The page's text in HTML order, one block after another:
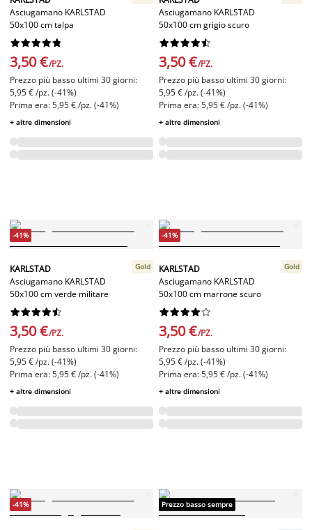
Asciugamano KARLSTAD
50x100 cm talpa






3,50 €/PZ.
Prezzo più basso ultimi 30 giorni:
5,95 € /pz. (-41%)
Prima era: 5,95 € /pz. (-41%)
+ altre dimensioni
Asciugamano KARLSTAD
50x100 cm grigio scuro






3,50 €/PZ.
Prezzo più basso ultimi 30 giorni:
5,95 € /pz. (-41%)
Prima era: 5,95 € /pz. (-41%)
+ altre dimensioni
-41%
KARLSTAD
Asciugamano KARLSTAD
50x100 cm verde militare
Gold






3,50 €/PZ.
Prezzo più basso ultimi 30 giorni:
5,95 € /pz. (-41%)
Prima era: 5,95 € /pz. (-41%)
+ altre dimensioni
-41%
KARLSTAD
Asciugamano KARLSTAD
50x100 cm marrone scuro
Gold






3,50 €/PZ.
Prezzo più basso ultimi 30 giorni:
5,95 € /pz. (-41%)
Prima era: 5,95 € /pz. (-41%)
+ altre dimensioni
-41% Prezzo basso sempre